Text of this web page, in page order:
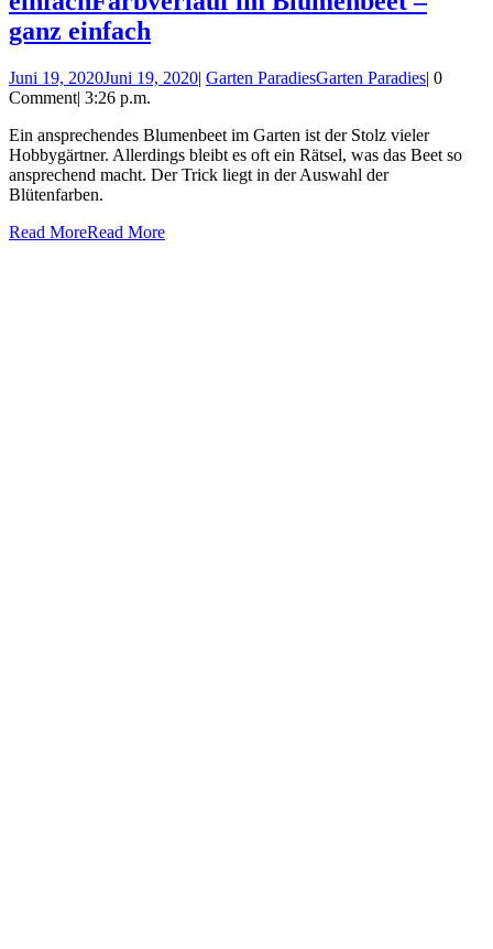
ganz einfach
Juni 19, 2020Juni 19, 2020| Garten ParadiesGarten Paradies| 0
Comment| 3:26 p.m.
Ein ansprechendes Blumenbeet im Garten ist der Stolz vieler
Hobbygärtner. Allerdings bleibt es oft ein Rätsel, was das Beet so
ansprechend macht. Der Trick liegt in der Auswahl der
Blütenfarben.
Read MoreRead More